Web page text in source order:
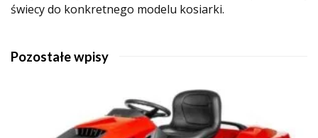
świecy do konkretnego modelu kosiarki.
Pozostałe wpisy